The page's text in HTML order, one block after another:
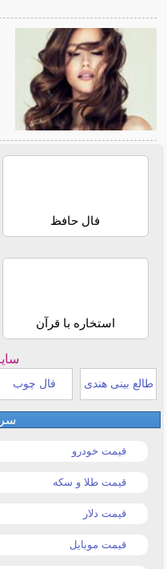
فال حافظ
استخاره با قرآن
طالع بینی هندی فال چوب
قیمت خودرو
قیمت طلا و سکه
قیمت دلار
قیمت موبایل